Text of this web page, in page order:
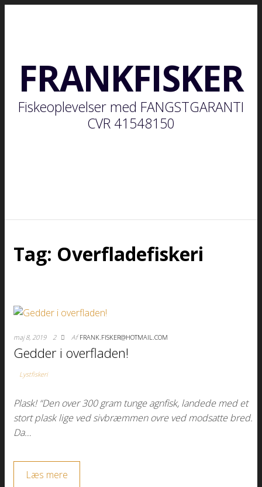
FRANKFISKER
Fiskeoplevelser med FANGSTGARANTI
CVR 41548150
Tag: Overfladefiskeri
maj 8, 2019 2 Af FRANK.FISKER@HOTMAIL.COM
Gedder i overfladen!
Lystfiskeri
Plask! “Den over 300 gram tunge agnfisk, landede med et
stort plask lige ved sivbræmmen ovre ved modsatte bred.
Da…
Læs mere